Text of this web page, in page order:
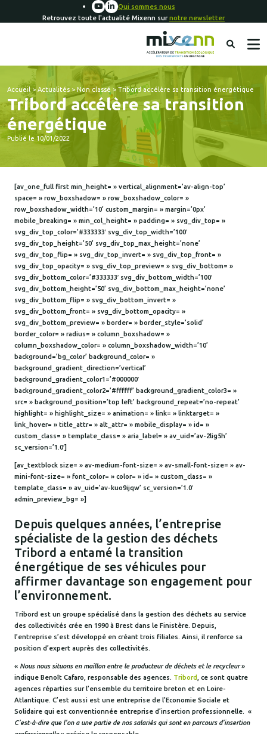
Qui sommes nous
Retrouvez toute l'actualité Mixenn surnotre newsletter
Accueil> Actualités >Non classé > Tribord accélère sa transition énergétique
Tribord accélère sa transition
énergétique
Publié le 10/01/2022
[av_one_full first min_height= » vertical_alignment=’av-align-top’
space= » row_boxshadow= » row_boxshadow_color= »
row_boxshadow_width=’10’ custom_margin= » margin=’0px’
mobile_breaking= » min_col_height= » padding= » svg_div_top= »
svg_div_top_color=’#333333′ svg_div_top_width=’100′
svg_div_top_height=’50’ svg_div_top_max_height=’none’
svg_div_top_flip= » svg_div_top_invert= » svg_div_top_front= »
svg_div_top_opacity= » svg_div_top_preview= » svg_div_bottom= »
svg_div_bottom_color=’#333333′ svg_div_bottom_width=’100′
svg_div_bottom_height=’50’ svg_div_bottom_max_height=’none’
svg_div_bottom_flip= » svg_div_bottom_invert= »
svg_div_bottom_front= » svg_div_bottom_opacity= »
svg_div_bottom_preview= » border= » border_style=’solid’
border_color= » radius= » column_boxshadow= »
column_boxshadow_color= » column_boxshadow_width=’10’
background=’bg_color’ background_color= »
background_gradient_direction=’vertical’
background_gradient_color1=’#000000′
background_gradient_color2=’#ffffff’ background_gradient_color3= »
src= » background_position=’top left’ background_repeat=’no-repeat’
highlight= » highlight_size= » animation= » link= » linktarget= »
link_hover= » title_attr= » alt_attr= » mobile_display= » id= »
custom_class= » template_class= » aria_label= » av_uid=’av-2lig5h’
sc_version=’1.0′]
[av_textblock size= » av-medium-font-size= » av-small-font-size= » av-
mini-font-size= » font_color= » color= » id= » custom_class= »
template_class= » av_uid=’av-kuo9ijqw’ sc_version=’1.0′
admin_preview_bg= »]
Depuis quelques années, l’entreprise
spécialiste de la gestion des déchets
Tribord a entamé la transition
énergétique de ses véhicules pour
affirmer davantage son engagement pour
l’environnement.
Tribord est un groupe spécialisé dans la gestion des déchets au service
des collectivités crée en 1990 à Brest dans le Finistère. Depuis,
l’entreprise s’est développé en créant trois filiales. Ainsi, il renforce sa
position d’expert auprès des collectivités.
« Nous nous situons en maillon entre le producteur de déchets et le recycleur»
indique Benoît Cafaro, responsable des agences. Tribord , ce sont quatre
agences réparties sur l’ensemble du territoire breton et en Loire-
Atlantique. C’est aussi est une entreprise de l’Economie Sociale et
Solidaire qui est conventionnée entreprise d’insertion professionnelle. «
C’est-à-dire que l’on a une partie de nos salariés qui sont en parcours d’insertion